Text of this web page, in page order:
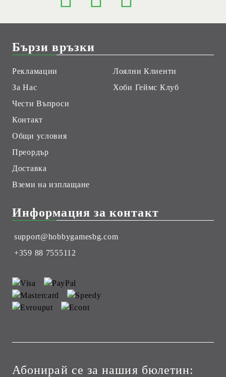
Бързи връзки
Рекламации
За Нас
Чести Въпроси
Контакт
Общи условия
Преордър
Доставка
Вземи на изплащане
Лоялни Клиенти
Хоби Геймс Клуб
Информация за контакт
support@hobbygamesbg.com
+359 88 7555112
Абонирай се за нашия бюлетин: